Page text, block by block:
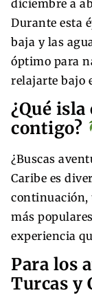
diciembre a
Durante esta
baja y las
óptimo para
relajarte bajo
¿Qué
contigo?
¿Buscas
Caribe es
continuación,
más
experiencia
Para los
Turcas y